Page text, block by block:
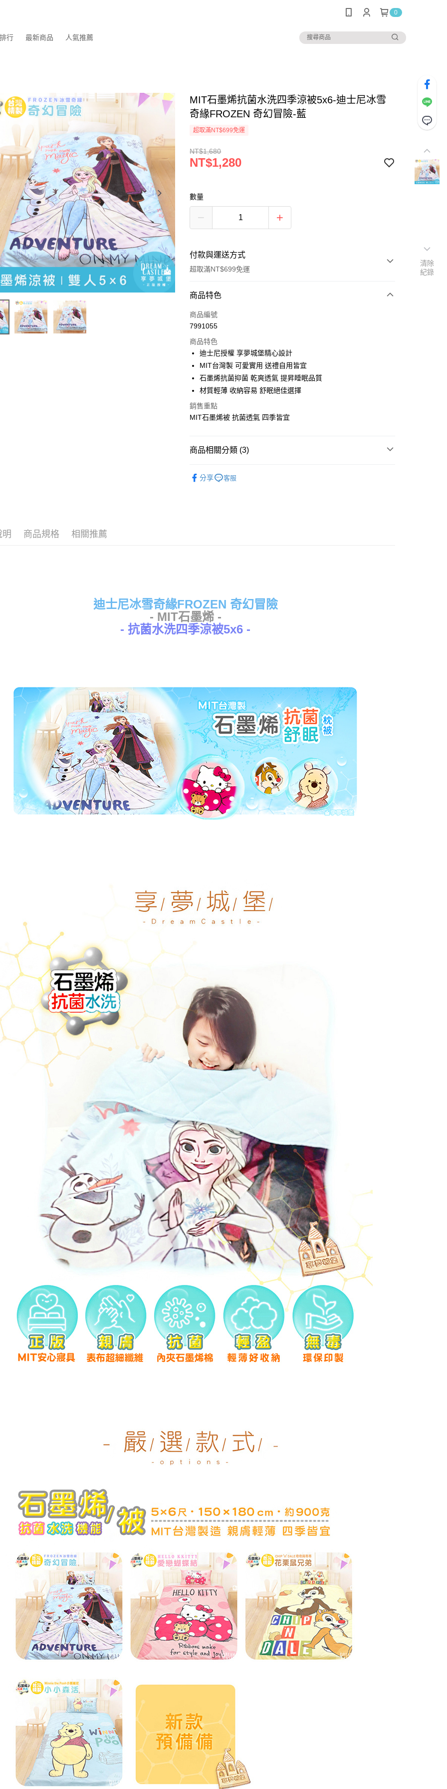
0
行 最新商品 人氣推薦
MIT石墨烯抗菌水洗四季涼被5x6-迪士尼冰雪
奇緣FROZEN 奇幻冒險-藍
超取滿NT$699免運
NT$1,680
NT$1,280
數量
付款與運送方式
超取滿NT$699免運
付款方式
信用卡一次付款
LINE Pay
Apple Pay
街口支付
悠遊付
運送方式
商品特色
商品編號
7991055
商品特色
迪士尼授權 享夢城堡精心設計
MIT台灣製 可愛實用 送禮自用皆宜
石墨烯抗菌抑菌 乾爽透氣 提昇睡眠品質
材質輕薄 收納容易 舒眠絕佳選擇
銷售重點
MIT石墨烯被 抗菌透氣 四季皆宜
商品相關分類 (3)
分享 客服
明 商品規格 相關推薦
迪士尼冰雪奇緣FROZEN 奇幻冒險
- MIT石墨烯 -
- 抗菌水洗四季涼被5x6 -
清除
紀錄